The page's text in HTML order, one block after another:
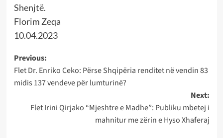
Shenjtë.
Florim Zeqa
10.04.2023
Post
navigation
Previous:
Flet Dr. Enriko Ceko: Përse Shqipëria renditet në vendin 83
midis 137 vendeve për lumturinë?
Next:
Flet Irini Qirjako “Mjeshtre e Madhe”: Publiku mbetej i
mahnitur me zërin e Hyso Xhaferaj